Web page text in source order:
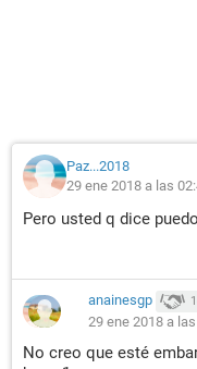
Paz...2018
29 ene 2018 a las
Pero usted q dice
anainesgp
29 ene 2018 a
No creo que esté